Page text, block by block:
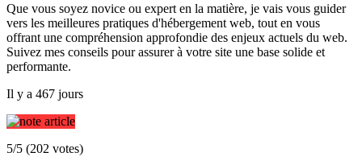
Que vous soyez novice ou expert en la matière, je vais vous guider
vers les meilleures pratiques d'hébergement web, tout en vous
offrant une compréhension approfondie des enjeux actuels du web.
Suivez mes conseils pour assurer à votre site une base solide et
performante.
Il y a 467 jours
5/5 (202 votes)